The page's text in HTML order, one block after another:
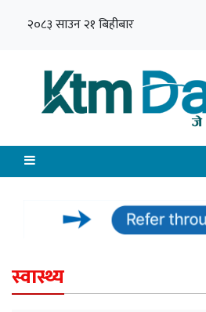
२०८३ साउन २१ बिहीबार
स्वास्थ्य